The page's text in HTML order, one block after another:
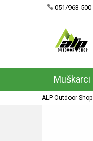
051/963-500
Muškarci
ALP Outdoor Shop